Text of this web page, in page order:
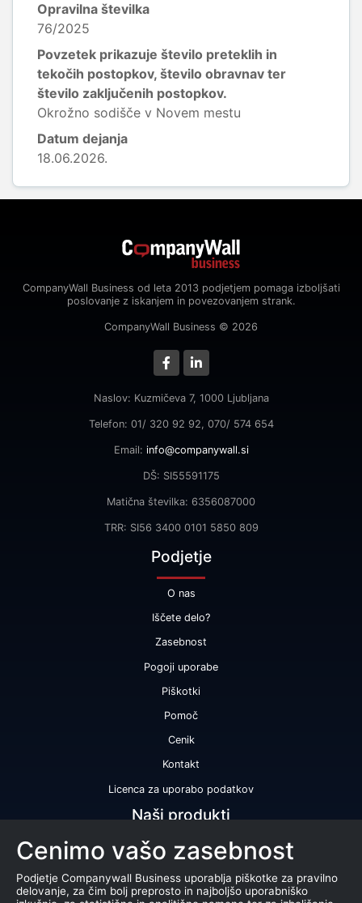
Opravilna številka
76/2025
Povzetek prikazuje število preteklih in
tekočih postopkov, število obravnav ter
število zaključenih postopkov.
Okrožno sodišče v Novem mestu
Datum dejanja
18.06.2026.
CompanyWall Business od leta 2013 podjetjem pomaga izboljšati
poslovanje z iskanjem in povezovanjem strank.
CompanyWall Business © 2026
Naslov: Kuzmičeva 7, 1000 Ljubljana
Telefon: 01/ 320 92 92, 070/ 574 654
Email: info@companywall.si
DŠ: SI55591175
Matična številka: 6356087000
TRR: SI56 3400 0101 5850 809
Podjetje
O nas
Iščete delo?
Zasebnost
Pogoji uporabe
Piškotki
Pomoč
Cenik
Kontakt
Licenca za uporabo podatkov
Naši produkti
Bonitetna ocena
Bonitetno poročilo
Certifikat bonitetne odličnosti
Cenimo vašo zasebnost
Podjetje Companywall Business uporablja piškotke za pravilno
delovanje, za čim bolj preprosto in najboljšo uporabniško